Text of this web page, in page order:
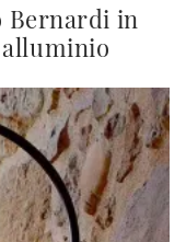
Bernardi in